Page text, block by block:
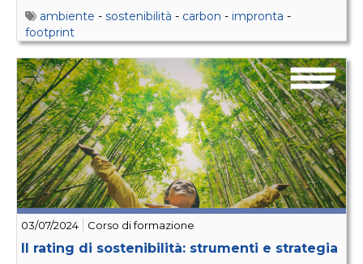
ambiente - sostenibilità - carbon - impronta -
footprint
03/07/2024 Corso di formazione
Il rating di sostenibilità: strumenti e strategia